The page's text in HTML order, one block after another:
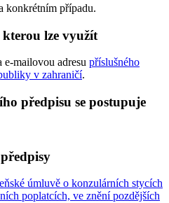
konkrétním případu.
lze využít
e-mailovou adresu příslušného
v zahraničí.
předpisu se postupuje
úmluvě o konzulárních stycích
poplatcích, ve znění pozdějších